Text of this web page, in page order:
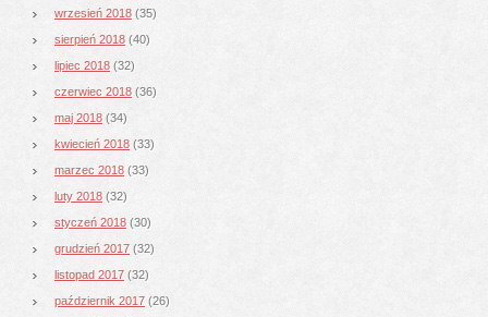
wrzesień 2018 (35)
sierpień 2018 (40)
lipiec 2018 (32)
czerwiec 2018 (36)
maj 2018 (34)
kwiecień 2018 (33)
marzec 2018 (33)
luty 2018 (32)
styczeń 2018 (30)
grudzień 2017 (32)
listopad 2017 (32)
październik 2017 (26)